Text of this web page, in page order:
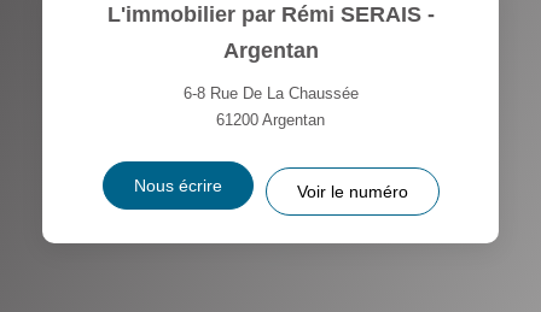
L'immobilier par Rémi SERAIS -
Argentan
6-8 Rue De La Chaussée
61200 Argentan
Nous écrire Voir le numéro